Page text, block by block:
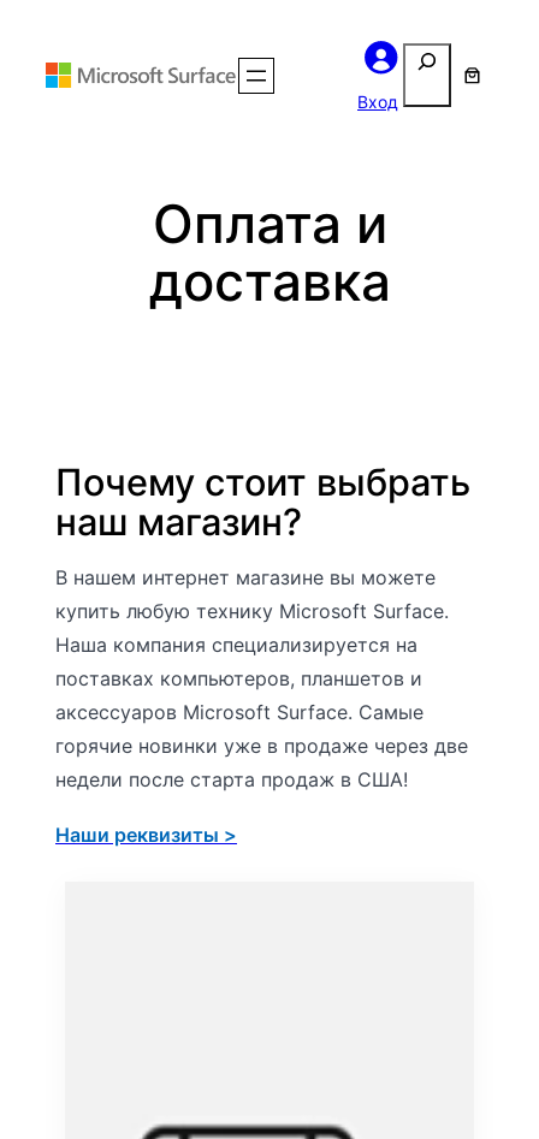
Вход
Поиск
Оплата и
доставка
Почему стоит выбрать
наш магазин?
В нашем интернет магазине вы можете
купить любую технику Microsoft Surface.
Наша компания специализируется на
поставках компьютеров, планшетов и
аксессуаров Microsoft Surface. Самые
горячие новинки уже в продаже через две
недели после старта продаж в США!
Наши реквизиты >